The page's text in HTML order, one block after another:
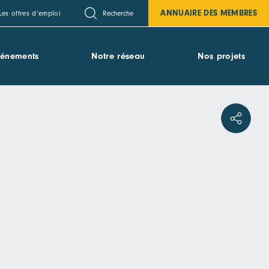
Les offres d’emploi Recherche ANNUAIRE DES MEMBRES
Notre réseau Nos projets